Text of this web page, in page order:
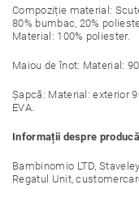
Compoziție material:
80% bumbac, 20%
Material: 100% poliester.
Maiou de înot: Material:
Șapcă: Material: exterior
EVA.
Informații despre
Bambinomio LTD,
Regatul Unit,